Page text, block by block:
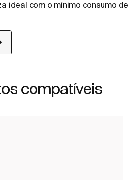
ideal com o mínimo consumo de
compatíveis